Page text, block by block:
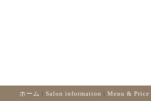
ホーム | Salon information | Menu & Price